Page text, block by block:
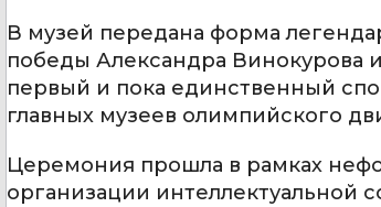
В музей передана форма
победы Александра Винокурова
первый и пока единственный
главных музеев олимпийского
Церемония прошла в рамках
организации интеллектуальной